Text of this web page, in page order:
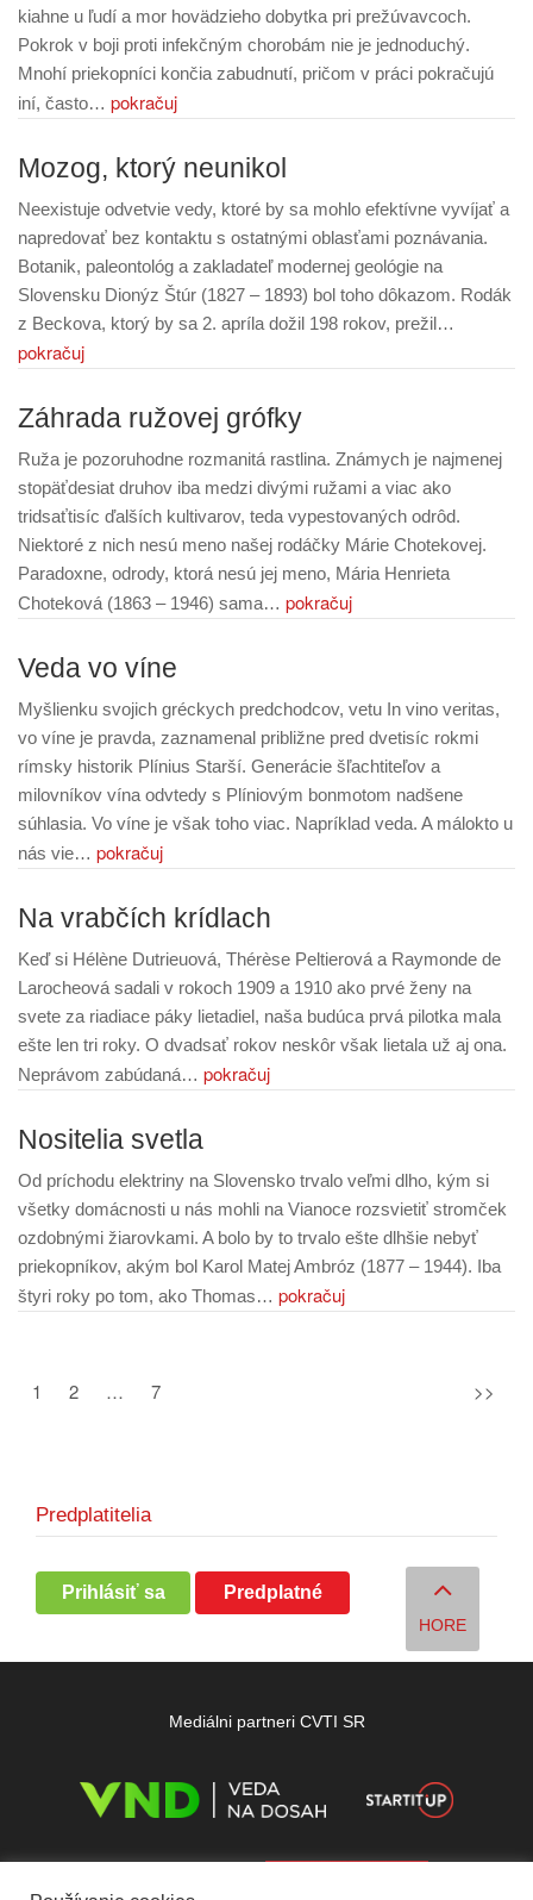
kiahne u ľudí a mor hovädzieho dobytka pri prežúvavcoch.
Pokrok v boji proti infekčným chorobám nie je jednoduchý.
Mnohí priekopníci končia zabudnutí, pričom v práci pokračujú
iní, často… pokračuj
Mozog, ktorý neunikol
Neexistuje odvetvie vedy, ktoré by sa mohlo efektívne vyvíjať a
napredovať bez kontaktu s ostatnými oblasťami poznávania.
Botanik, paleontológ a zakladateľ modernej geológie na
Slovensku Dionýz Štúr (1827 – 1893) bol toho dôkazom. Rodák
z Beckova, ktorý by sa 2. apríla dožil 198 rokov, prežil…
pokračuj
Záhrada ružovej grófky
Ruža je pozoruhodne rozmanitá rastlina. Známych je najmenej
stopäťdesiat druhov iba medzi divými ružami a viac ako
tridsaťtisíc ďalších kultivarov, teda vypestovaných odrôd.
Niektoré z nich nesú meno našej rodáčky Márie Chotekovej.
Paradoxne, odrody, ktorá nesú jej meno, Mária Henrieta
Choteková (1863 – 1946) sama… pokračuj
Veda vo víne
Myšlienku svojich gréckych predchodcov, vetu In vino veritas,
vo víne je pravda, zaznamenal približne pred dvetisíc rokmi
rímsky historik Plínius Starší. Generácie šľachtiteľov a
milovníkov vína odvtedy s Plíniovým bonmotom nadšene
súhlasia. Vo víne je však toho viac. Napríklad veda. A málokto u
nás vie… pokračuj
Na vrabčích krídlach
Keď si Hélène Dutrieuová, Thérèse Peltierová a Raymonde de
Larocheová sadali v rokoch 1909 a 1910 ako prvé ženy na
svete za riadiace páky lietadiel, naša budúca prvá pilotka mala
ešte len tri roky. O dvadsať rokov neskôr však lietala už aj ona.
Neprávom zabúdaná… pokračuj
Nositelia svetla
Od príchodu elektriny na Slovensko trvalo veľmi dlho, kým si
všetky domácnosti u nás mohli na Vianoce rozsvietiť stromček
ozdobnými žiarovkami. A bolo by to trvalo ešte dlhšie nebyť
priekopníkov, akým bol Karol Matej Ambróz (1877 – 1944). Iba
štyri roky po tom, ako Thomas… pokračuj
1 2 … 7 >>
Predplatitelia
Prihlásiť sa Predplatné
HORE
Mediálni partneri CVTI SR